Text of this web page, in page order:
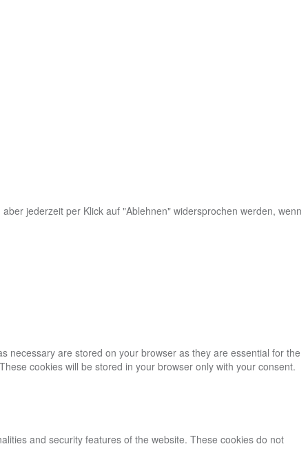
jederzeit per Klick auf "Ablehnen" widersprochen werden, wenn
necessary are stored on your browser as they are essential for the
cookies will be stored in your browser only with your consent.
and security features of the website. These cookies do not